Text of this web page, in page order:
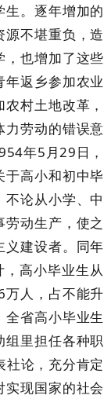
。逐年增加的
不堪重负，造
，也增加了这些
返乡参加农业
村土地改革，
力劳动的错误意
年5月29日，
于高小和初中毕
论从小学、中
动生产，使之
义建设者。同年
高小毕业生从
人，占不能升
省高小毕业生
里担任各种职
论，充分肯定
现国家的社会